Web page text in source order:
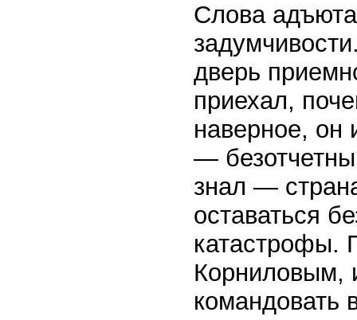
Слова
дверь
приехал,
наверное, он
—
знал —
оставаться
катастрофы.
Корниловым,
командовать